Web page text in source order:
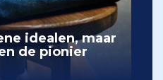
idealen, maar
de pionier